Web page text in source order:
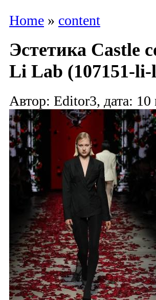
Home » content
Эстетика Castle
Li Lab (107151-li-
Автор: Editor3, дата: